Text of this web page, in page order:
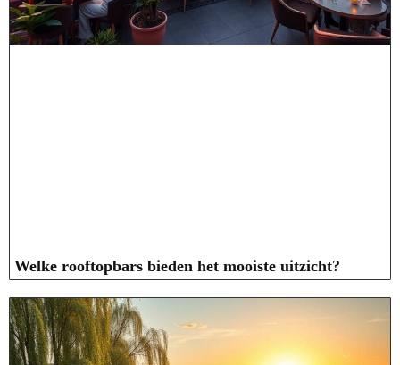
Welke rooftopbars bieden het mooiste uitzicht?